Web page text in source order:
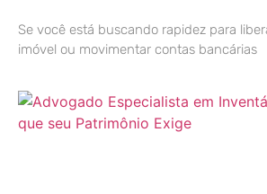
Se você está buscando rapidez para
imóvel ou movimentar contas bancárias